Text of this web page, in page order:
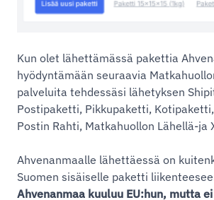
Kun olet lähettämässä pakettia
hyödyntämään seuraavia
palveluita tehdessäsi lähetyksen
Postipaketti, Pikkupaketti,
Postin Rahti, Matkahuollon Lähellä-ja
Ahvenanmaalle lähettäessä on
Suomen sisäiselle paketti
Ahvenanmaa kuuluu EU:hun, mutta ei